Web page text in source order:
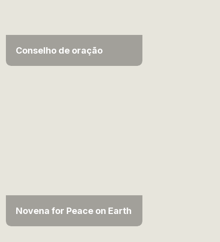
Conselho de oração
Novena for Peace on Earth